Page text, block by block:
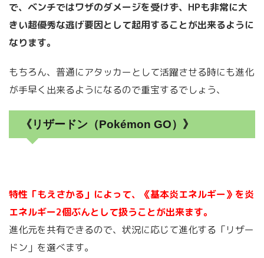
で、ベンチではワザのダメージを受けず、HPも非常に大
きい超優秀な逃げ要因として起用することが出来るように
なります。
もちろん、普通にアタッカーとして活躍させる時にも進化
が手早く出来るようになるので重宝するでしょう、
《リザードン（Pokémon GO）》
特性「もえさかる」によって、《基本炎エネルギー》を炎
エネルギー2個ぶんとして扱うことが出来ます。
進化元を共有できるので、状況に応じて進化する「リザー
ドン」を選べます。